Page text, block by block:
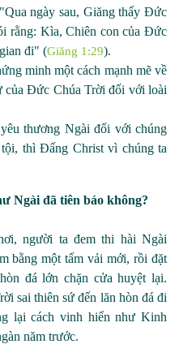
ngày sau, Giăng thấy Đức
rằng: Kìa, Chiên con của Đức
đi" (Giăng 1:29).
minh một cách mạnh mẽ về
của Đức Chúa Trời đối với loài
thương Ngài đối với chúng
thì Đấng Christ vì chúng ta
Ngài đã tiên báo không?
người ta đem thi hài Ngài
bằng một tấm vải mới, rồi đặt
đá lớn chặn cửa huyệt lại.
sai thiên sứ đến lăn hòn đá đi
lại cách vinh hiển như Kinh
năm trước.